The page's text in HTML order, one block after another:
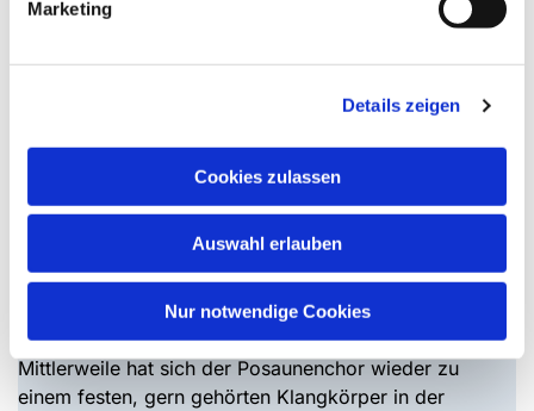
Marketing
Details zeigen
Cookies zulassen
Auswahl erlauben
Nur notwendige Cookies
durchgeführt werden.
Jahr 2024, als einige Mitglieder, die Altenbeken für ihre
ziehen und wieder regelmäßig an den Proben
teilnehmen. Außerdem
nehmen auch weitere Mitglieder den Probenbetrieb
wieder auf, sodass der Chor heute wieder nahezu die
Mitgliederzahl der Zeit vor der Pandemie erreicht hat.
Mittlerweile hat sich der Posaunenchor wieder zu
einem festen, gern gehörten Klangkörper in der